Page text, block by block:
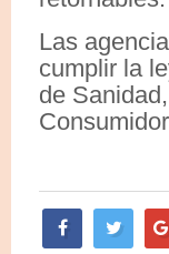
Las
cumplir la
de